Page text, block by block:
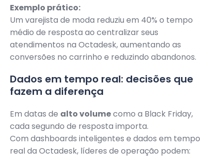
Exemplo prático:
Um varejista de moda reduziu em 40% o tempo
médio de resposta ao centralizar seus
atendimentos na Octadesk, aumentando as
conversões no carrinho e reduzindo abandonos.
Dados em tempo real: decisões que
fazem a diferença
Em datas de alto volumecomo a Black Friday,
cada segundo de resposta importa.
Com dashboards inteligentes e dados em tempo
real da Octadesk, líderes de operação podem: